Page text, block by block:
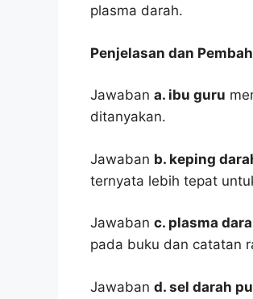
plasma darah.
Penjelasan dan
Jawaban a. ibu guru
ditanyakan.
Jawaban b. keping
ternyata lebih tepat
Jawaban c. plasma
pada buku dan catatan
Jawaban d. sel darah